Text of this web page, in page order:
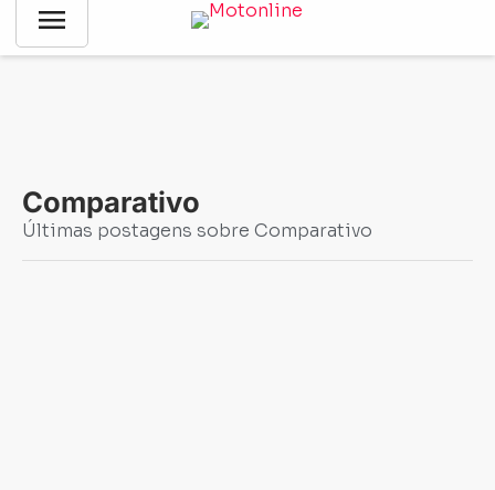
menu Notícias-Comparativo
Comparativo
Últimas postagens sobre Comparativo